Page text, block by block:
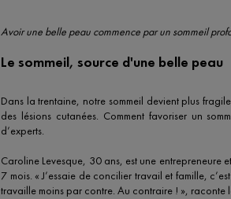
Avoir une belle peau commence par un sommeil
Le sommeil, source d'une belle peau
Dans la trentaine, notre sommeil devient plus
des lésions cutanées. Comment favoriser un
d’experts.
Caroline Levesque, 30 ans, est une entrepreneure
7 mois. « J’essaie de concilier travail et famille,
travaille moins par contre. Au contraire ! », raconte